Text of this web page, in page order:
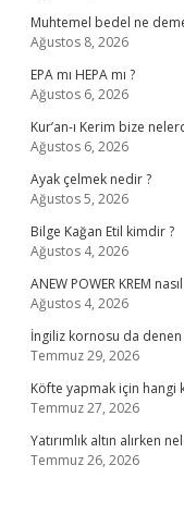
Muhtemel bedel ne
Ağustos 8, 2026
EPA mı HEPA mı ?
Ağustos 6, 2026
Kur’an-ı Kerim bize
Ağustos 6, 2026
Ayak çelmek nedir ?
Ağustos 5, 2026
Bilge Kağan Etil kimdir ?
Ağustos 4, 2026
ANEW POWER KREM
Ağustos 4, 2026
İngiliz kornosu da
Temmuz 29, 2026
Köfte yapmak için hangi
Temmuz 27, 2026
Yatırımlık altın alırken
Temmuz 26, 2026